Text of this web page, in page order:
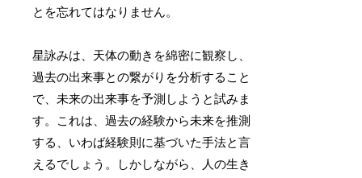
とを忘れてはなりません。
星詠みは、天体の動きを綿密に観察し、
過去の出来事との繋がりを分析すること
で、未来の出来事を予測しようと試みま
す。これは、過去の経験から未来を推測
する、いわば経験則に基づいた手法と言
えるでしょう。しかしながら、人の生き